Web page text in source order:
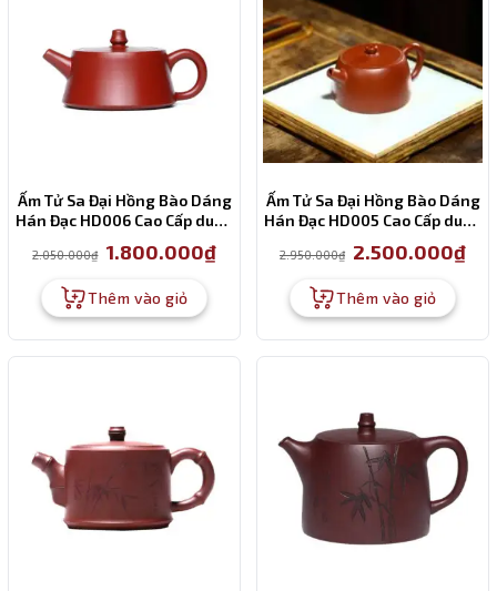
Ấm Tử Sa Đại Hồng Bào Dáng
Hán Đạc HD006 Cao Cấp dung
2.050.000₫ Giá
gốc
2.050.000₫.
1.800.000₫Giá
hiện
1.800.000₫.
Thêm vào giỏ
Ấm Tử Sa Đại Hồng Bào Dáng
Hán Đạc HD005 Cao Cấp dung
2.950.000₫ Giá
gốc
2.950.000₫.
2.500.000₫Giá
Thêm vào giỏ